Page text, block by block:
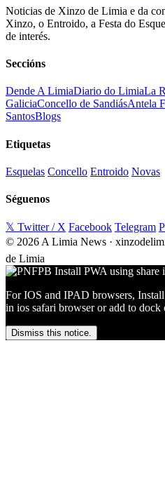
Noticias de Xinzo de Limia e da
Xinzo, o Entroido, a Festa do
de interés.
Seccións
Dende A LimiaDiario do LimiaLa
GaliciaConcello de SandiásAntela
SantosBlogs
Etiquetas
Esquelas Concello Entroido Novas
Séguenos
𝕏 Twitter / X Facebook Telegram
© 2026 A Limia News ·
de Limia
For IOS and IPAD browsers,
in ios safari browser or add to
Dismiss this notice.